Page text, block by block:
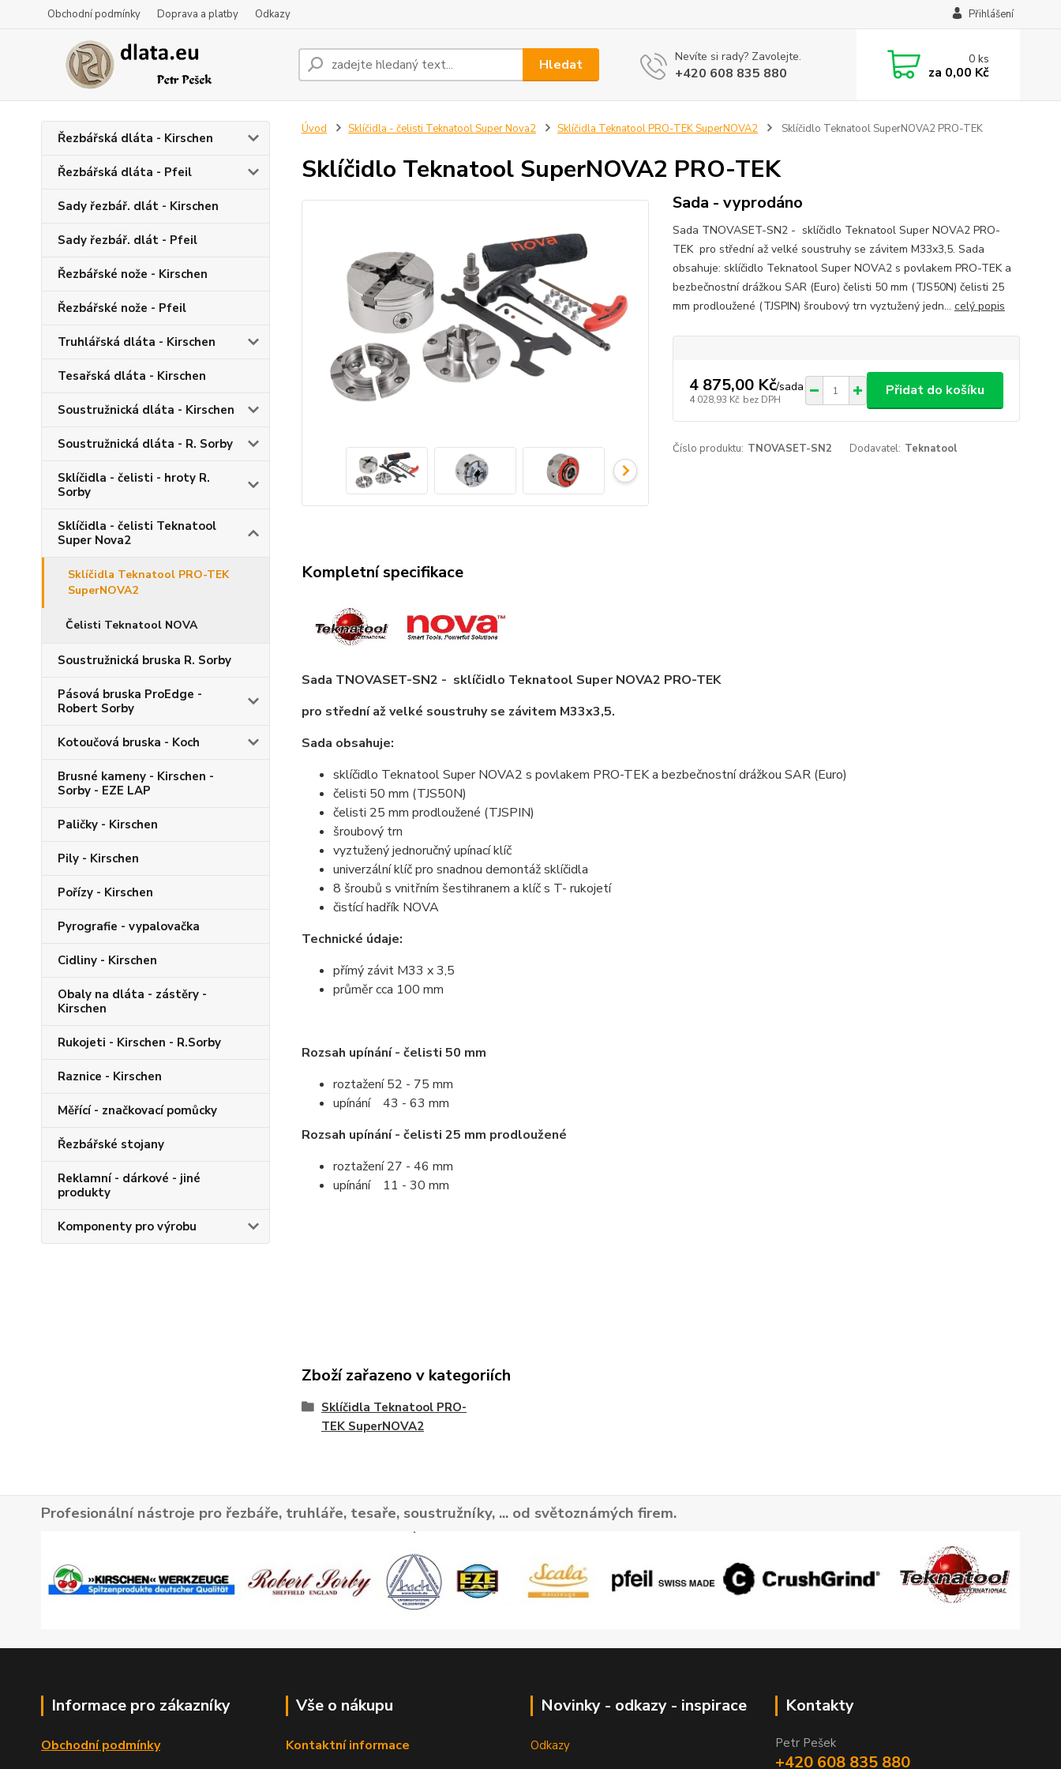
Obchodní podmínky Doprava a platby Odkazy Přihlášení
Hledat Nevíte si rady? Zavolejte.
+420 608 835 880
0ks
za 0,00 Kč
Řezbářská dláta - Kirschen
Řezbářská dláta - Pfeil
Sady řezbář. dlát - Kirschen
Sady řezbář. dlát - Pfeil
Řezbářské nože - Kirschen
Řezbářské nože - Pfeil
Truhlářská dláta - Kirschen
Tesařská dláta - Kirschen
Soustružnická dláta - Kirschen
Soustružnická dláta - R. Sorby
Sklíčidla - čelisti - hroty R.
Sorby
Sklíčidla - čelisti Teknatool
Super Nova2
Sklíčidla Teknatool PRO-TEK
SuperNOVA2
Čelisti Teknatool NOVA
Soustružnická bruska R. Sorby
Pásová bruska ProEdge -
Robert Sorby
Kotoučová bruska - Koch
Brusné kameny - Kirschen -
Sorby - EZE LAP
Paličky - Kirschen
Pily - Kirschen
Pořízy - Kirschen
Pyrografie - vypalovačka
Cidliny - Kirschen
Obaly na dláta - zástěry -
Kirschen
Rukojeti - Kirschen - R.Sorby
Raznice - Kirschen
Měřící - značkovací pomůcky
Řezbářské stojany
Reklamní - dárkové - jiné
produkty
Komponenty pro výrobu
Úvod Sklíčidla - čelisti Teknatool Super Nova2 Sklíčidla Teknatool PRO-TEK SuperNOVA2 Sklíčidlo Teknatool SuperNOVA2 PRO-TEK
Sklíčidlo Teknatool SuperNOVA2 PRO-TEK
Sada - vyprodáno
Sada TNOVASET-SN2 - sklíčidlo Teknatool Super NOVA2 PRO-
TEK pro střední až velké soustruhy se závitem M33x3,5. Sada
obsahuje: sklíčidlo Teknatool Super NOVA2 s povlakem PRO-TEK a
bezbečnostní drážkou SAR (Euro) čelisti 50 mm (TJS50N) čelisti 25
mm prodloužené (TJSPIN) šroubový trn vyztužený jedn... celý popis
4 875,00 Kč/sada
4 028,93 Kč bez DPH
Přidat do košíku
Číslo produktu: TNOVASET-SN2 Dodavatel: Teknatool
Kompletní specifikace
Sada TNOVASET-SN2 - sklíčidlo Teknatool Super NOVA2 PRO-TEK
pro střední až velké soustruhy se závitem M33x3,5.
Sada obsahuje:
sklíčidlo Teknatool Super NOVA2 s povlakem PRO-TEK a bezbečnostní drážkou SAR (Euro)
čelisti 50 mm (TJS50N)
čelisti 25 mm prodloužené (TJSPIN)
šroubový trn
vyztužený jednoručný upínací klíč
univerzální klíč pro snadnou demontáž sklíčidla
8 šroubů s vnitřním šestihranem a klíč s T- rukojetí
čistící hadřík NOVA
Technické údaje:
přímý závit M33 x 3,5
průměr cca 100 mm
Rozsah upínání - čelisti 50 mm
roztažení 52 - 75 mm
upínání 43 - 63 mm
Rozsah upínání - čelisti 25 mm prodloužené
roztažení 27 - 46 mm
upínání 11 - 30 mm
Zboží zařazeno v kategoriích
Sklíčidla Teknatool PRO-
TEK SuperNOVA2
Profesionální nástroje pro řezbáře, truhláře, tesaře, soustružníky, ... od světoznámých firem.
Informace pro zákazníky
Obchodní podmínky
Vše o nákupu
Kontaktní informace
Novinky - odkazy - inspirace
Odkazy
Kontakty
Petr Pešek
+420 608 835 880